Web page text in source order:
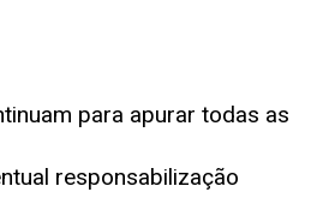
para apurar todas as
responsabilização